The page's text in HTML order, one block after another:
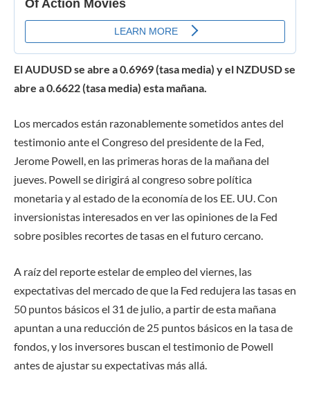
El AUDUSD se abre a 0.6969 (tasa media) y el NZDUSD se
abre a 0.6622 (tasa media) esta mañana.
Los mercados están razonablemente sometidos antes del
testimonio ante el Congreso del presidente de la Fed,
Jerome Powell, en las primeras horas de la mañana del
jueves. Powell se dirigirá al congreso sobre política
monetaria y al estado de la economía de los EE. UU. Con
inversionistas interesados ​​en ver las opiniones de la Fed
sobre posibles recortes de tasas en el futuro cercano.
A raíz del reporte estelar de empleo del viernes, las
expectativas del mercado de que la Fed redujera las tasas en
50 puntos básicos el 31 de julio, a partir de esta mañana
apuntan a una reducción de 25 puntos básicos en la tasa de
fondos, y los inversores buscan el testimonio de Powell
antes de ajustar su expectativas más allá.